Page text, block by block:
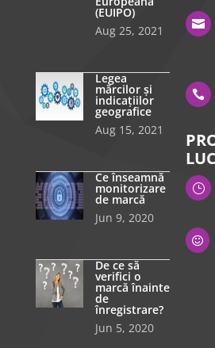
(EUIPO)
Aug 25, 2021
Legea
mărcilor și
indicațiilor
geografice
Aug 15, 2021
Ce înseamnă
monitorizare
de marcă
Jun 9, 2020
De ce să
verifici o
marcă înainte
de
înregistrare?
Jun 5, 2020


}
